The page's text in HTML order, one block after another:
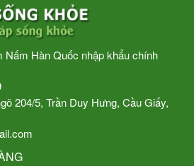
Nấm Hàn Quốc nhập khẩu chính
204/5, Trần Duy Hưng, Cầu Giấy,